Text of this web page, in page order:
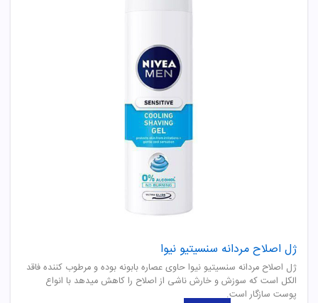
ژل اصلاح مردانه سنسیتیو نیوا
ژل اصلاح مردانه سنسيتيو نيوا حاوی عصاره بابونه بوده و مرطوب کننده فاقد
الکل است که سوزش و خارش ناشی از اصلاح را کاهش ميدهد با انواع
پوست سازگار است.